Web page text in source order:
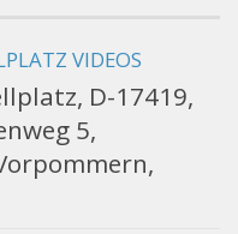
VIDEOS
D-17419,
5,